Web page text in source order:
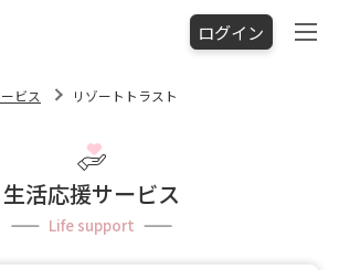
ログイン
ビス リゾートトラスト
生活応援サービス
Life support